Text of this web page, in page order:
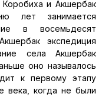
и Акшербак
лет занимается
в восемьдесят
экспедиция
села Акшербак
оно называлось
к первому этапу
века, когда не были